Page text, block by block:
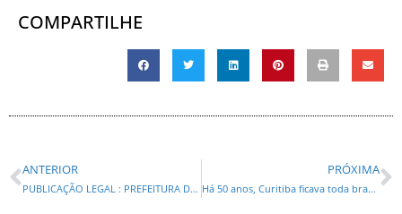
COMPARTILHE
ANTERIOR
PUBLICAÇÃO LEGAL : PREFEITURA DO MUNICÍPIO DE TIBAGI- CONCORRÊNCIA ELETRÔNICA Nº 07/2025
PRÓXIMA
Há 50 anos, Curitiba ficava toda branca: Simepar explica o fenômeno da neve de 1975